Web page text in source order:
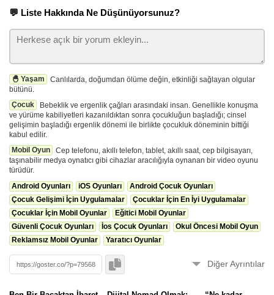
💬 Liste Hakkında Ne Düşünüyorsunuz?
🐣 Yaşam
Canlılarda, doğumdan ölüme değin, etkinliği sağlayan olgular
bütünü.
Çocuk
Bebeklik ve ergenlik çağları arasındaki insan. Genellikle konuşma
ve yürüme kabiliyetleri kazanıldıktan sonra çocukluğun başladığı; cinsel
gelişimin başladığı ergenlik dönemi ile birlikte çocukluk döneminin bittiği
kabul edilir.
Mobil Oyun
Cep telefonu, akıllı telefon, tablet, akıllı saat, cep bilgisayarı,
taşınabilir medya oynatıcı gibi cihazlar aracılığıyla oynanan bir video oyunu
türüdür.
Android Oyunları
iOS Oyunları
Android Çocuk Oyunları
Çocuk Gelişimi İçin Uygulamalar
Çocuklar İçin En İyi Uygulamalar
Çocuklar İçin Mobil Oyunlar
Eğitici Mobil Oyunlar
Güvenli Çocuk Oyunları
İos Çocuk Oyunları
Okul Öncesi Mobil Oyun
Reklamsız Mobil Oyunlar
Yaratıcı Oyunlar
Diğer Ayrıntılar